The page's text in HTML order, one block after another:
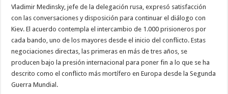
Vladimir Medinsky, jefe de la delegación rusa, expresó satisfacción
con las conversaciones y disposición para continuar el diálogo con
Kiev. El acuerdo contempla el intercambio de 1.000 prisioneros por
cada bando, uno de los mayores desde el inicio del conflicto. Estas
negociaciones directas, las primeras en más de tres años, se
producen bajo la presión internacional para poner fin a lo que se ha
descrito como el conflicto más mortífero en Europa desde la Segunda
Guerra Mundial.